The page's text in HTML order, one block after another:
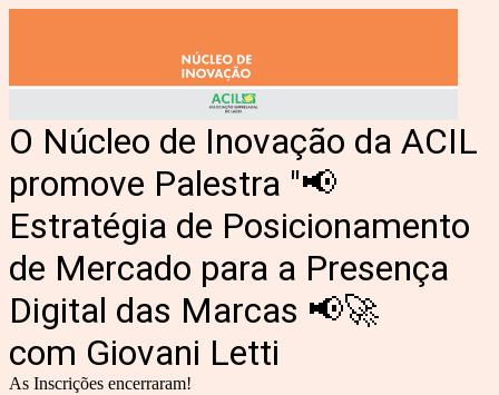
O Núcleo de Inovação da ACIL
promove Palestra "📢
Estratégia de Posicionamento
de Mercado para a Presença
Digital das Marcas 📢🚀
com Giovani Letti
As Inscrições encerraram!